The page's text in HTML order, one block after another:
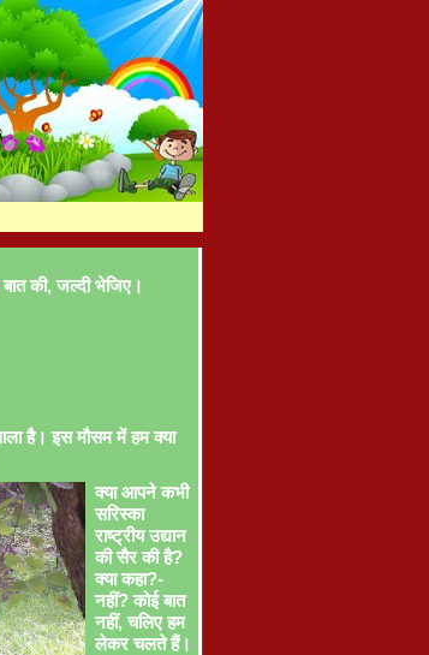
की, जल्दी भेजिए।
है। इस मौसम में हम क्या
क्या आपने कभी
सरिस्का
राष्ट्रीय उद्यान
की सैर की है?
क्या कहा?-
नहीं? कोई बात
नहीं, चलिए हम
लेकर चलते हैं।